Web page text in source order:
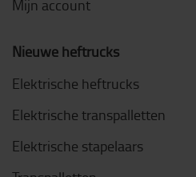
Mijn account
Nieuwe heftrucks
Elektrische heftrucks
Elektrische transpalletten
Elektrische stapelaars